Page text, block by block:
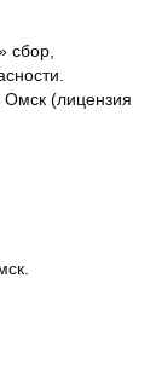
сбор,
(лицензия